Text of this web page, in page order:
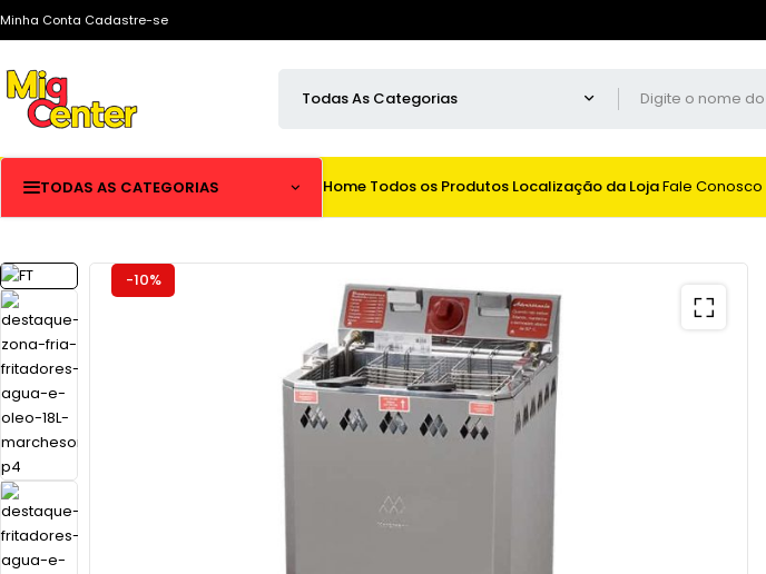
Minha Conta Cadastre-se
TODAS AS CATEGORIAS Home Todos os Produtos Localização da LojaFale Conosco
-10%